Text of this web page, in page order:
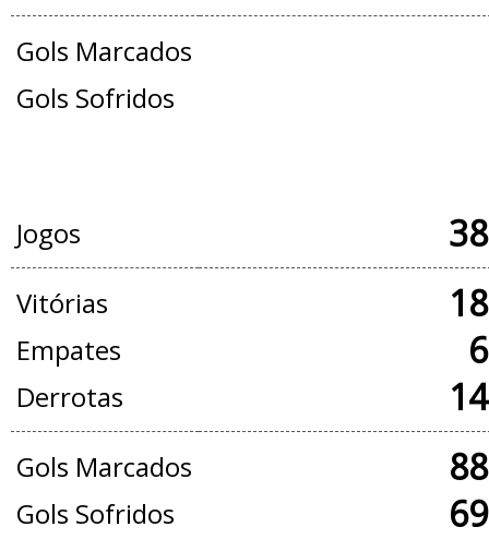
Gols Marcados
Gols Sofridos
Jogos
Vitórias
Empates
Derrotas
Gols Marcados
Gols Sofridos